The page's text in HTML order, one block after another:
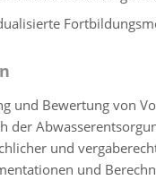
und Bewertung von
der
und
und